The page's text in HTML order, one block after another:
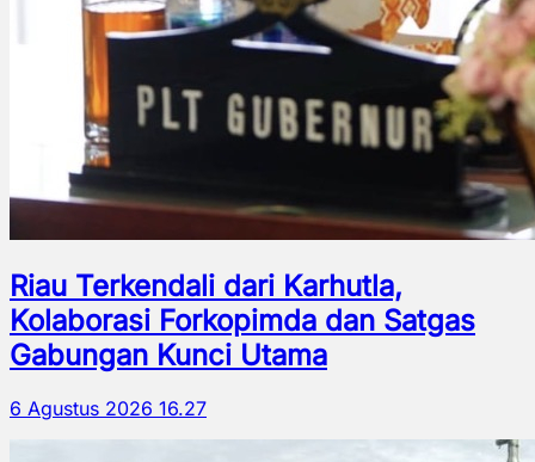
Riau Terkendali dari Karhutla,
Kolaborasi Forkopimda dan Satgas
Gabungan Kunci Utama
6 Agustus 2026 16.27